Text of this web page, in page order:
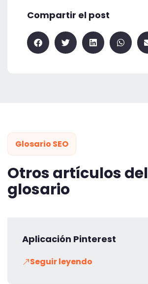
Compartir el post
Glosario SEO
Otros artículos del
glosario
Aplicación Pinterest
Seguir leyendo